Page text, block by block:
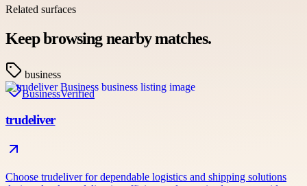
Related surfaces
Keep browsing nearby matches.
business
BusinessVerified
trudeliver
Choose trudeliver for dependable logistics and shipping solutions